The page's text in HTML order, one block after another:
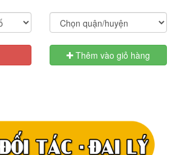
Thêm vào giỏ hàng